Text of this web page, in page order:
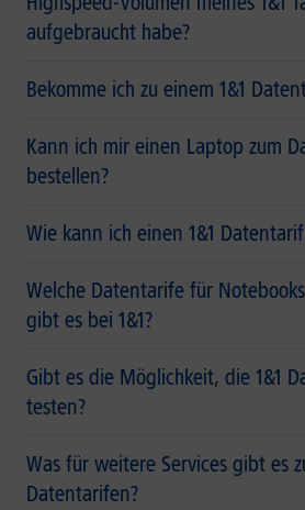
aufgebraucht habe?
Bekomme ich zu einem 1&1
Kann ich mir einen Laptop zum
bestellen?
Wie kann ich einen 1&1
Welche Datentarife für
gibt es bei 1&1?
Gibt es die Möglichkeit, die 1&1
testen?
Was für weitere Services gibt es
Datentarifen?